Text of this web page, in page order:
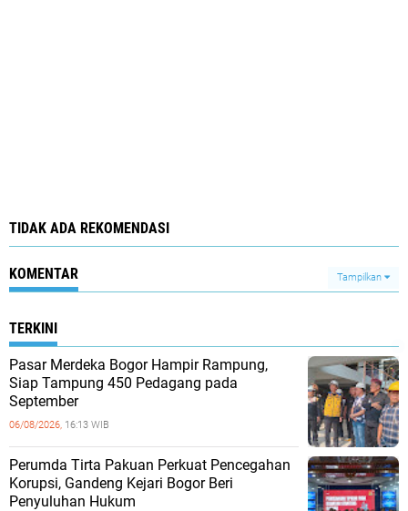
TIDAK ADA REKOMENDASI
KOMENTAR Tampilkan
TERKINI
Pasar Merdeka Bogor Hampir Rampung,
Siap Tampung 450 Pedagang pada
September
06/08/2026, 16:13 WIB
Perumda Tirta Pakuan Perkuat Pencegahan
Korupsi, Gandeng Kejari Bogor Beri
Penyuluhan Hukum